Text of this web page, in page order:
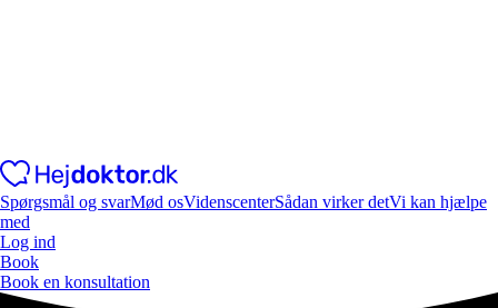
Spørgsmål og svarMød osVidenscenterSådan virker detVi kan hjælpe
med
Log ind
Book
Book en konsultation